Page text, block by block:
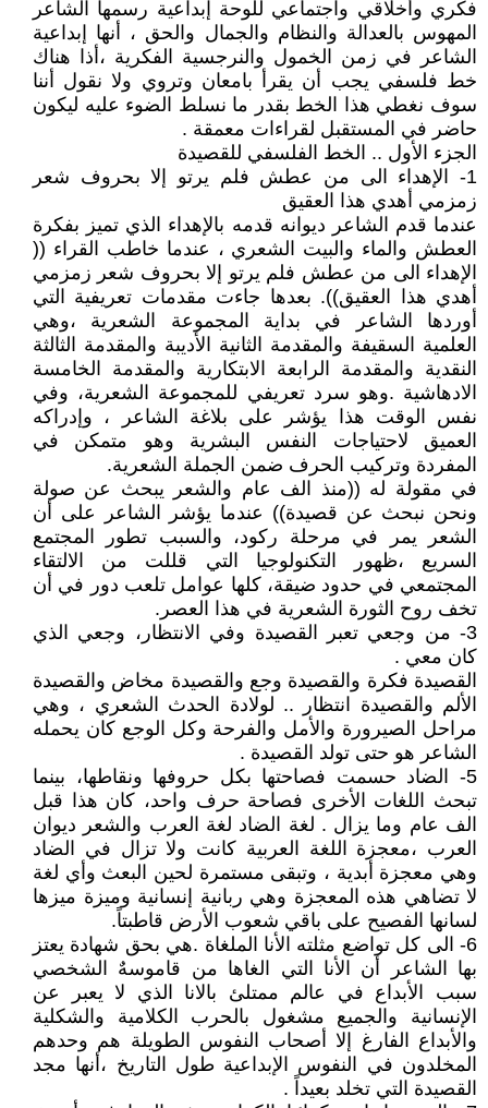
فكري وأخلاقي واجتماعي للوحة إبداعية رسمها الشاعر
المهوس بالعدالة والنظام والجمال والحق ، أنها إبداعية
الشاعر في زمن الخمول والنرجسية الفكرية ،أذا هناك
خط فلسفي يجب أن يقرأ بامعان وتروي ولا نقول أننا
سوف نغطي هذا الخط بقدر ما نسلط الضوء عليه ليكون
حاضر في المستقبل لقراءات معمقة .
الجزء الأول .. الخط الفلسفي للقصيدة
1- الإهداء الى من عطش فلم يرتو إلا بحروف شعر
زمزمي أهدي هذا العقيق
عندما قدم الشاعر ديوانه قدمه بالإهداء الذي تميز بفكرة
العطش والماء والبيت الشعري ، عندما خاطب القراء ((
الإهداء الى من عطش فلم يرتو إلا بحروف شعر زمزمي
أهدي هذا العقيق)). بعدها جاءت مقدمات تعريفية التي
أوردها الشاعر في بداية المجموعة الشعرية ،وهي
العلمية السقيفة والمقدمة الثانية الأديبة والمقدمة الثالثة
النقدية والمقدمة الرابعة الابتكارية والمقدمة الخامسة
الادهاشية .وهو سرد تعريفي للمجموعة الشعرية، وفي
نفس الوقت هذا يؤشر على بلاغة الشاعر ، وإدراكه
العميق لاحتياجات النفس البشرية وهو متمكن في
المفردة وتركيب الحرف ضمن الجملة الشعرية.
في مقولة له ((منذ الف عام والشعر يبحث عن صولة
ونحن نبحث عن قصيدة)) عندما يؤشر الشاعر على أن
الشعر يمر في مرحلة ركود، والسبب تطور المجتمع
السريع ،ظهور التكنولوجيا التي قللت من الالتقاء
المجتمعي في حدود ضيقة، كلها عوامل تلعب دور في أن
تخف روح الثورة الشعرية في هذا العصر.
3- من وجعي تعبر القصيدة وفي الانتظار، وجعي الذي
كان معي .
القصيدة فكرة والقصيدة وجع والقصيدة مخاض والقصيدة
الألم والقصيدة انتظار .. لولادة الحدث الشعري ، وهي
مراحل الصيرورة والأمل والفرحة وكل الوجع كان يحمله
الشاعر هو حتى تولد القصيدة .
5- الضاد حسمت فصاحتها بكل حروفها ونقاطها، بينما
تبحث اللغات الأخرى فصاحة حرف واحد، كان هذا قبل
الف عام وما يزال . لغة الضاد لغة العرب والشعر ديوان
العرب ،معجزة اللغة العربية كانت ولا تزال في الضاد
وهي معجزة أبدية ، وتبقى مستمرة لحين البعث وأي لغة
لا تضاهي هذه المعجزة وهي ربانية إنسانية وميزة ميزها
لسانها الفصيح على باقي شعوب الأرض قاطبتاً.
6- الى كل تواضع مثلته الأنا الملغاة .هي بحق شهادة يعتز
بها الشاعر أن الأنا التي الغاها من قاموسهٌ الشخصي
سبب الأبداع في عالم ممتلئ بالانا الذي لا يعبر عن
الإنسانية والجميع مشغول بالحرب الكلامية والشكلية
والأبداع الفارغ إلا أصحاب النفوس الطويلة هم وحدهم
المخلدون في النفوس الإبداعية طول التاريخ ،أنها مجد
القصيدة التي تخلد بعيداً .